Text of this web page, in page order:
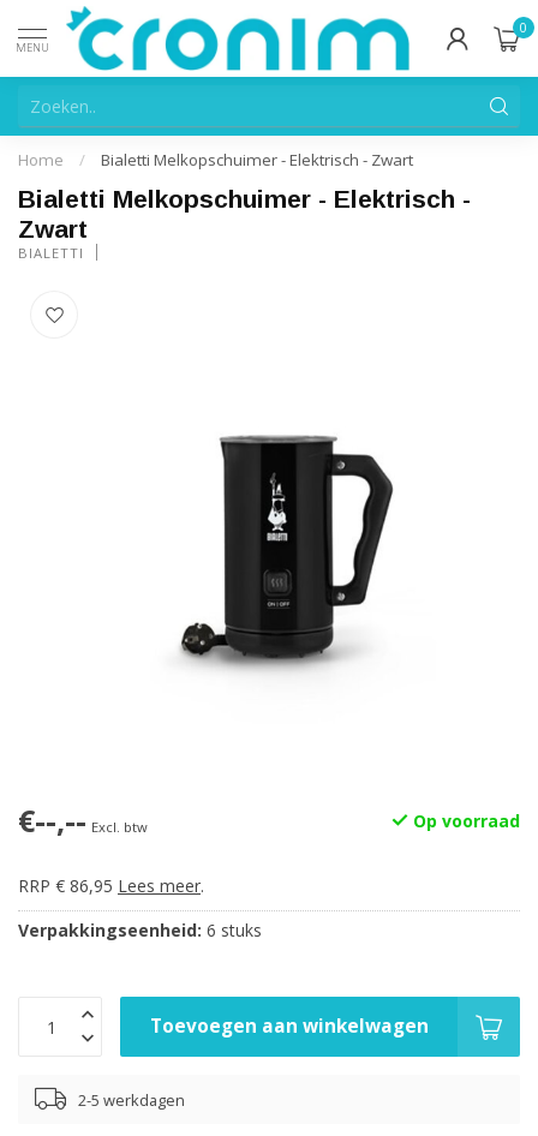
MENU
0
Home / Bialetti Melkopschuimer - Elektrisch - Zwart
Bialetti Melkopschuimer - Elektrisch -
Zwart
BIALETTI
€--,-- Excl. btw Op voorraad
RRP € 86,95 Lees meer.
Verpakkingseenheid: 6 stuks
Toevoegen aan winkelwagen
2-5 werkdagen